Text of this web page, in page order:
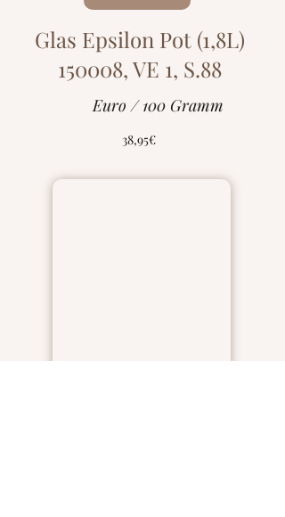
Glas Epsilon Pot (1,8L)
150008, VE 1, S.88
Euro / 100 Gramm
38,95€